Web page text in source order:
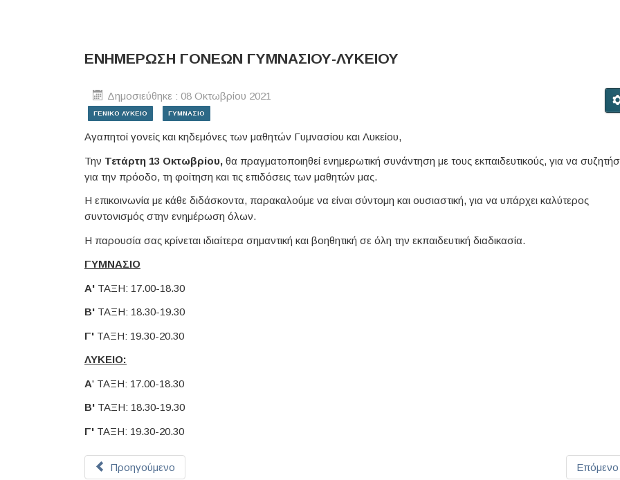
ΕΝΗΜΕΡΩΣΗ ΓΟΝΕΩΝ ΓΥΜΝΑΣΙΟΥ-ΛΥΚΕΙΟΥ
Δημοσιεύθηκε : 08 Οκτωβρίου 2021
ΓΕΝΙΚΟ ΛΥΚΕΙΟ ΓΥΜΝΑΣΙΟ
Αγαπητοί γονείς και κηδεμόνες των μαθητών Γυμνασίου και Λυκείου,
Την Τετάρτη 13 Οκτωβρίου, θα πραγματοποιηθεί ενημερωτική συνάντηση με τους εκπαιδευτικούς, για να
για την πρόοδο, τη φοίτηση και τις επιδόσεις των μαθητών μας.
Η επικοινωνία με κάθε διδάσκοντα, παρακαλούμε να είναι σύντομη και ουσιαστική, για να υπάρχει καλύτερος
συντονισμός στην ενημέρωση όλων.
Η παρουσία σας κρίνεται ιδιαίτερα σημαντική και βοηθητική σε όλη την εκπαιδευτική διαδικασία.
ΓΥΜΝΑΣΙΟ
Α' ΤΑΞΗ: 17.00-18.30
Β' ΤΑΞΗ: 18.30-19.30
Γ' ΤΑΞΗ: 19.30-20.30
ΛΥΚΕΙΟ:
Α' ΤΑΞΗ: 17.00-18.30
Β' ΤΑΞΗ: 18.30-19.30
Γ' ΤΑΞΗ: 19.30-20.30
Προηγούμενο Επόμενο